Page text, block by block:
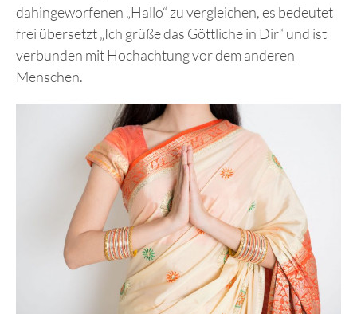
dahingeworfenen „Hallo“ zu vergleichen, es bedeutet
frei übersetzt „Ich grüße das Göttliche in Dir“ und ist
verbunden mit Hochachtung vor dem anderen
Menschen.